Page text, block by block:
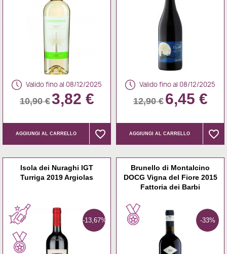
Valido fino al 08/12/2025
10,90 €3,82 €
AGGIUNGI AL CARRELLO favorite_border
favorite_border
Valido fino al 08/12/2025
12,90 € 6,45 €
AGGIUNGI AL CARRELLO favorite_border
favorite_border
Isola dei Nuraghi IGT
Turriga 2019 Argiolas
-13,67%
Brunello di Montalcino
DOCG Vigna del Fiore 2015
Fattoria dei Barbi
-33%